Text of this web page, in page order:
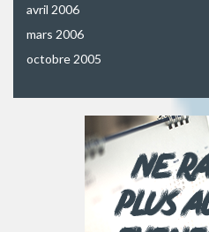
avril 2006
mars 2006
octobre 2005